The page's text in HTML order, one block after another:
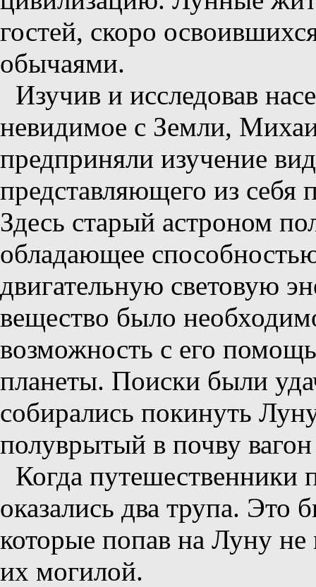
гостей, скоро
обычаями.
Изучив и исследовав
невидимое с Земли,
предприняли изучение
представляющего из
Здесь старый астроном
обладающее
двигательную световую
вещество было
возможность с его
планеты. Поиски были
собирались покинуть
полуврытый в почву
Когда путешественники
оказались два трупа.
которые попав на Луну
их могилой.